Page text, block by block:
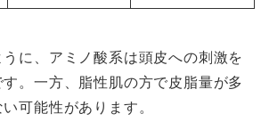
に、アミノ酸系は頭皮への刺激を
。一方、脂性肌の方で皮脂量が多
可能性があります。